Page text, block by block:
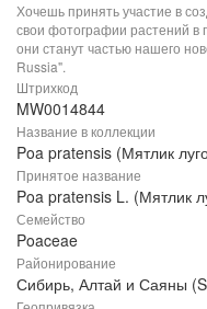
Хочешь принять участие в
свои фотографии растений в
они станут частью нашего
Russia".
Штрихкод
MW0014844
Название в коллекции
Poa pratensis (Мятлик
Принятое название
Poa pratensis L. (Мятлик
Семейство
Poaceae
Районирование
Сибирь, Алтай и Саяны